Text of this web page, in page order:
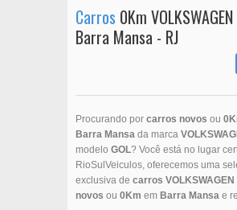
Carros 0Km
Barra Mansa - RJ
Procurando por carros novos ou
Barra Mansa da marca
modelo GOL? Você está no lugar
RioSulVeiculos, oferecemos uma
exclusiva de carros VOLKSWAGEN
novos ou 0Km em Barra Mansa e